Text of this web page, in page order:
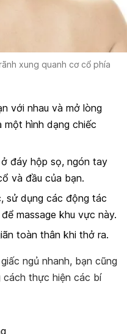
xung quanh cơ cổ phía
với nhau và mở lòng
hình dạng chiếc
đáy hộp sọ, ngón tay
và đầu của bạn.
sử dụng các động tác
massage khu vực này.
toàn thân khi thở ra.
ngủ nhanh, bạn cũng
cách thực hiện các bí